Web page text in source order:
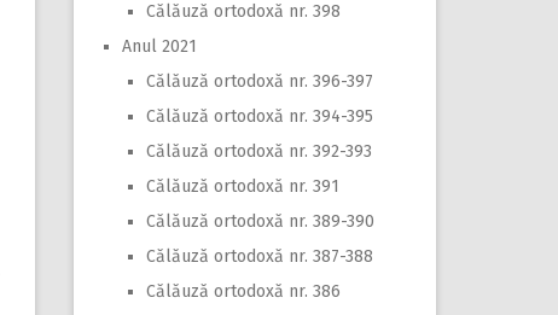
Călăuză ortodoxă nr. 398
Anul 2021
Călăuză ortodoxă nr. 396-397
Călăuză ortodoxă nr. 394-395
Călăuză ortodoxă nr. 392-393
Călăuză ortodoxă nr. 391
Călăuză ortodoxă nr. 389-390
Călăuză ortodoxă nr. 387-388
Călăuză ortodoxă nr. 386